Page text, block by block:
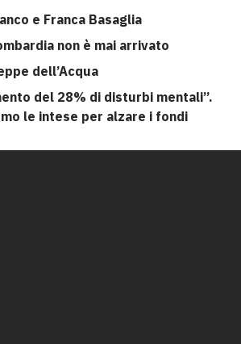
e Franca Basaglia
non è mai arrivato
dell’Acqua
del 28% di disturbi mentali”.
le intese per alzare i fondi